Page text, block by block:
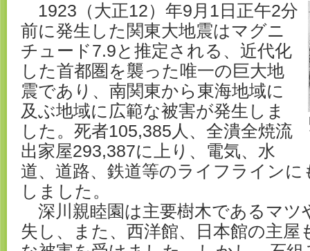
1923（大正12）年9月1日正午2分
前に発生した関東大地震はマグニ
チュード7.9と推定される、近代化
した首都圏を襲った唯一の巨大地
震であり、南関東から東海地域に
及ぶ地域に広範な被害が発生しま
した。死者105,385人、全潰全焼流
出家屋293,387に上り、電気、水
道、道路、鉄道等のライフラインに
しました。
深川親睦園は主要樹木であるマツ
失し、また、西洋館、日本館の主屋